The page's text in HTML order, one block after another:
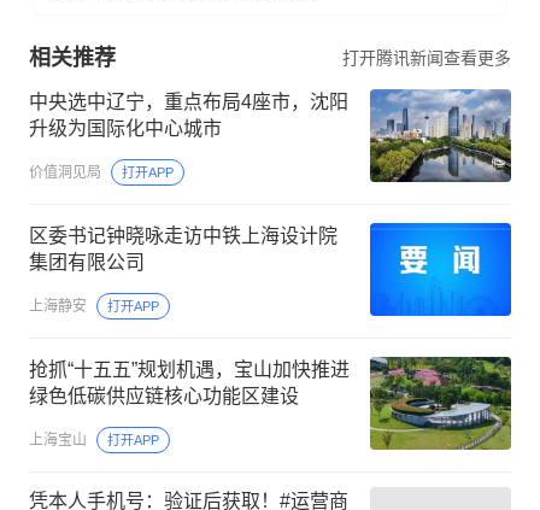
相关推荐 打开腾讯新闻查看更多
中央选中辽宁，重点布局4座市，沈阳
升级为国际化中心城市
价值洞见局 打开APP
区委书记钟晓咏走访中铁上海设计院
集团有限公司
上海静安 打开APP
抢抓“十五五”规划机遇，宝山加快推进
绿色低碳供应链核心功能区建设
上海宝山 打开APP
凭本人手机号：验证后获取！#运营商